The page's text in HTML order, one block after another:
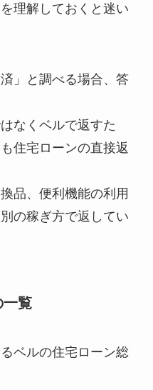
理解しておくと迷い
」と調べる場合、答
なくベルで返すた
住宅ローンの直接返
品、便利機能の利用
の稼ぎ方で返してい
一覧
ベルの住宅ローン総